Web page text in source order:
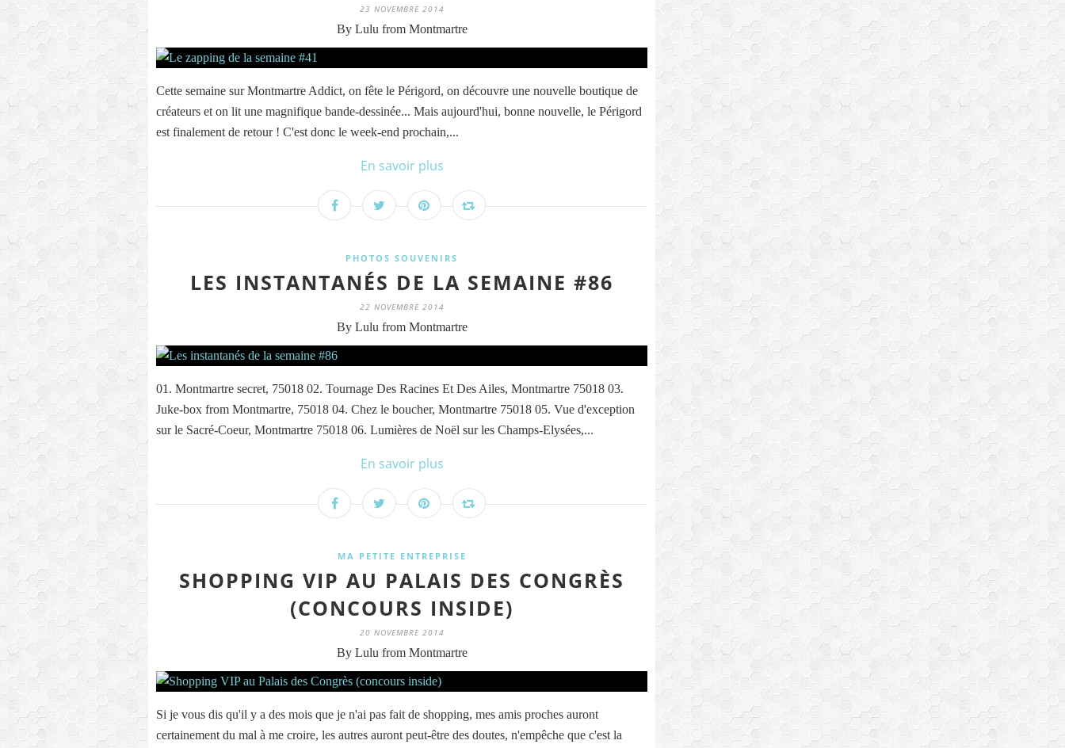
23 NOVEMBRE 2014
By Lulu from Montmartre
Cette semaine sur Montmartre Addict, on fête le Périgord, on découvre une nouvelle boutique de
créateurs et on lit une magnifique bande-dessinée... Mais aujourd'hui, bonne nouvelle, le Périgord
est finalement de retour ! C'est donc le week-end prochain,...
En savoir plus
PHOTOS SOUVENIRS
LES INSTANTANÉS DE LA SEMAINE #86
22 NOVEMBRE 2014
By Lulu from Montmartre
01. Montmartre secret, 75018 02. Tournage Des Racines Et Des Ailes, Montmartre 75018 03.
Juke-box from Montmartre, 75018 04. Chez le boucher, Montmartre 75018 05. Vue d'exception
sur le Sacré-Coeur, Montmartre 75018 06. Lumières de Noël sur les Champs-Elysées,...
En savoir plus
MA PETITE ENTREPRISE
SHOPPING VIP AU PALAIS DES CONGRÈS
(CONCOURS INSIDE)
20 NOVEMBRE 2014
By Lulu from Montmartre
Si je vous dis qu'il y a des mois que je n'ai pas fait de shopping, mes amis proches auront
certainement du mal à me croire, les autres auront peut-être des doutes, n'empêche que c'est la